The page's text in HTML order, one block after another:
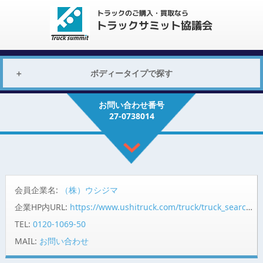
ボディータイプで探す
お問い合わせ番号
27-0738014
会員企業名:
（株）ウシジマ
企業HP内URL: https://www.ushitruck.com/truck/truck_search/detail?vehicle=17359
TEL: 0120-1069-50
MAIL: お問い合わせ